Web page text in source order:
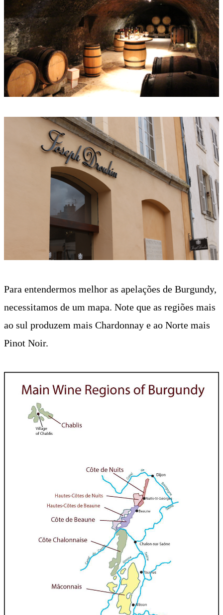
Para entendermos melhor as apelações de Burgundy,
necessitamos de um mapa. Note que as regiões mais
ao sul produzem mais Chardonnay e ao Norte mais
Pinot Noir.